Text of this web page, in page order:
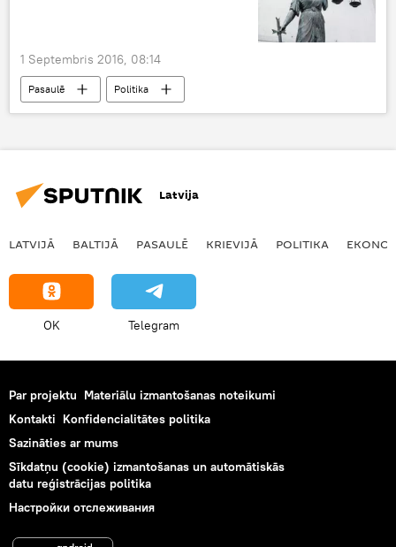
1 Septembris 2016, 08:14
Pasaulē Politika
Latvija
LATVIJĀ BALTIJĀ PASAULĒ KRIEVIJĀ POLITIKA
OK Telegram
Par projektu Materiālu izmantošanas noteikumi
Kontakti Konfidencialitātes politika
Sazināties ar mums
Sīkdatņu (cookie) izmantošanas un automātiskās
datu reģistrācijas politika
Настройки отслеживания